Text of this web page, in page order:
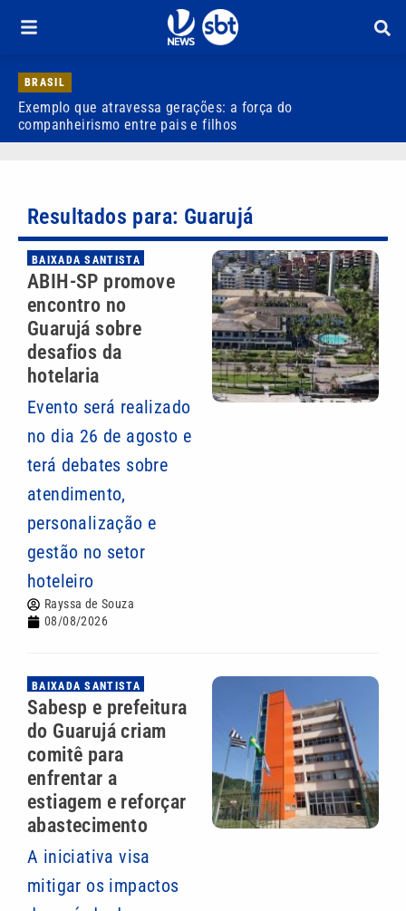
BRASIL
Exemplo que atravessa gerações: a força do
companheirismo entre pais e filhos
Resultados para: Guarujá
BAIXADA SANTISTA
ABIH-SP promove
encontro no
Guarujá sobre
desafios da
hotelaria
Evento será realizado
no dia 26 de agosto e
terá debates sobre
atendimento,
personalização e
gestão no setor
hoteleiro
Rayssa de Souza
08/08/2026
BAIXADA SANTISTA
Sabesp e prefeitura
do Guarujá criam
comitê para
enfrentar a
estiagem e reforçar
abastecimento
A iniciativa visa
mitigar os impactos